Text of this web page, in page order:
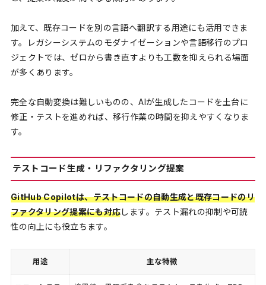
加えて、既存コードを別の言語へ翻訳する用途にも活用できま
す。レガシーシステムのモダナイゼーションや言語移行のプロ
ジェクトでは、ゼロから書き直すよりも工数を抑えられる場面
が多くあります。
完全な自動変換は難しいものの、AIが生成したコードを土台に
修正・テストを進めれば、移行作業の時間を抑えやすくなりま
す。
テストコード生成・リファクタリング提案
GitHub Copilotは、テストコードの自動生成と既存コードのリ
ファクタリング提案にも対応します。テスト漏れの抑制や可読
性の向上にも役立ちます。
用途 主な特徴